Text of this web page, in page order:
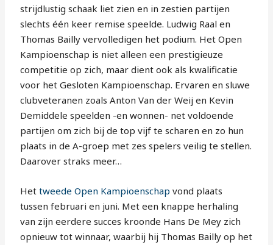
strijdlustig schaak liet zien en in zestien partijen
slechts één keer remise speelde. Ludwig Raal en
Thomas Bailly vervolledigen het podium. Het Open
Kampioenschap is niet alleen een prestigieuze
competitie op zich, maar dient ook als kwalificatie
voor het Gesloten Kampioenschap. Ervaren en sluwe
clubveteranen zoals Anton Van der Weij en Kevin
Demiddele speelden -en wonnen- net voldoende
partijen om zich bij de top vijf te scharen en zo hun
plaats in de A-groep met zes spelers veilig te stellen.
Daarover straks meer…
Hettweede Open Kampioenschap vond plaats
tussen februari en juni. Met een knappe herhaling
van zijn eerdere succes kroonde Hans De Mey zich
opnieuw tot winnaar, waarbij hij Thomas Bailly op het